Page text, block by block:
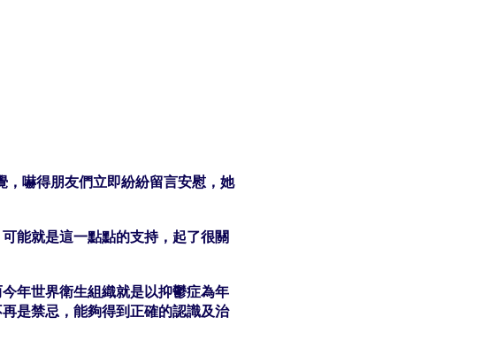
嚇得朋友們立即紛紛留言安慰，她
能就是這一點點的支持，起了很關
年世界衛生組織就是以抑鬱症為年
是禁忌，能夠得到正確的認識及治